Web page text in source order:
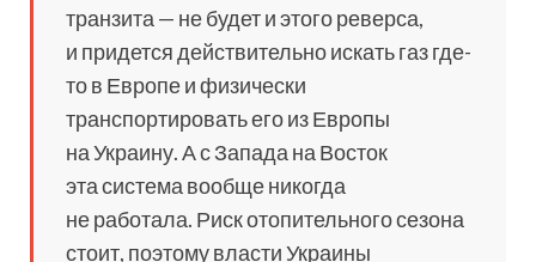
транзита — не будет и этого реверса,
и придется действительно искать газ где-
то в Европе и физически
транспортировать его из Европы
на Украину. А с Запада на Восток
эта система вообще никогда
не работала. Риск отопительного сезона
стоит, поэтому власти Украины